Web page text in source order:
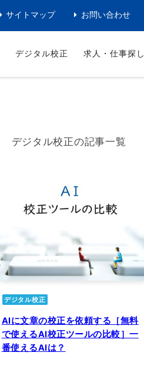
サイトマップ お問い合わせ
デジタル校正 求人・仕事探し
デジタル校正の記事一覧
デジタル校正
AIに文章の校正を依頼する［無料
で使えるAI校正ツールの比較］一
番使えるAIは？